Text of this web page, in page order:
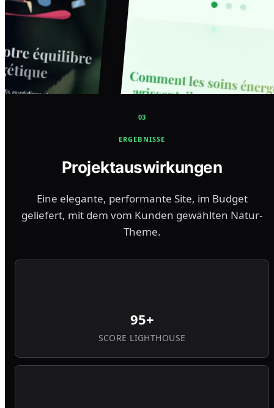
03
ERGEBNISSE
Projektauswirkungen
Eine elegante, performante Site, im Budget
geliefert, mit dem vom Kunden gewählten Natur-
Theme.
95+
SCORE LIGHTHOUSE